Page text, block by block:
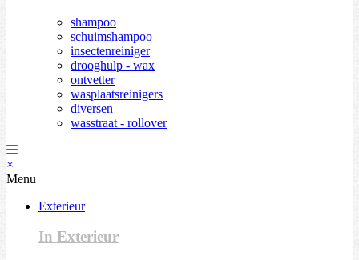
shampoo
schuimshampoo
insectenreiniger
drooghulp - wax
ontvetter
wasplaatsreinigers
diversen
wasstraat - rollover
×
Menu
Exterieur
In Exterieur